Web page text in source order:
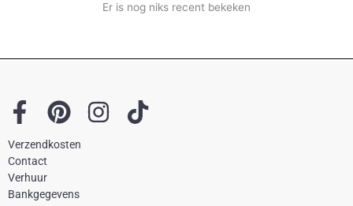
Er is nog niks recent bekeken
F
a
c
e
P
i
I
T
Verzendkosten
Contact
Verhuur
Bankgegevens